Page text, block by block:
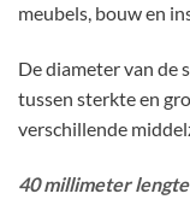
meubels, bouw en
De diameter van de
tussen sterkte en
verschillende
40 millimeter